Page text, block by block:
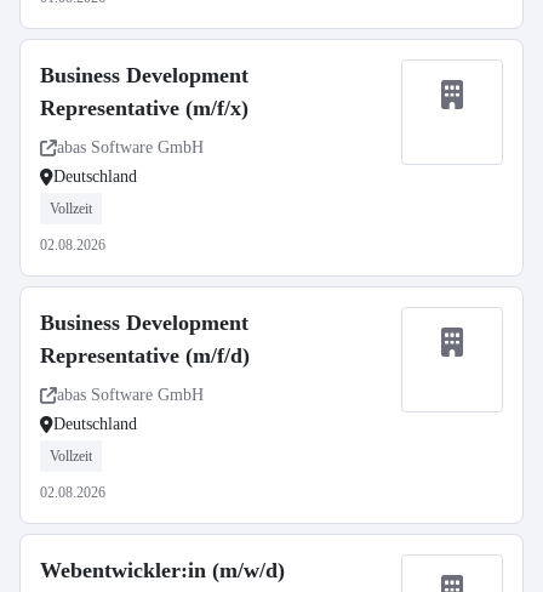
Business Development
Representative (m/f/x)
abas Software GmbH
Deutschland
Vollzeit
02.08.2026
Business Development
Representative (m/f/d)
abas Software GmbH
Deutschland
Vollzeit
02.08.2026
Webentwickler:in (m/w/d)